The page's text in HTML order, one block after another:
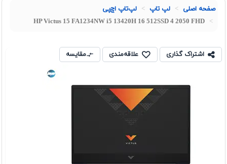
صفحه اصلی لپ تاپ لپ‌تاپ اچ‌پی
HP Victus 15 FA1234NW i5 13420H 16 512SSD 4 2050 FHD
اشتراک گذاری علاقه‌مندی مقایسه